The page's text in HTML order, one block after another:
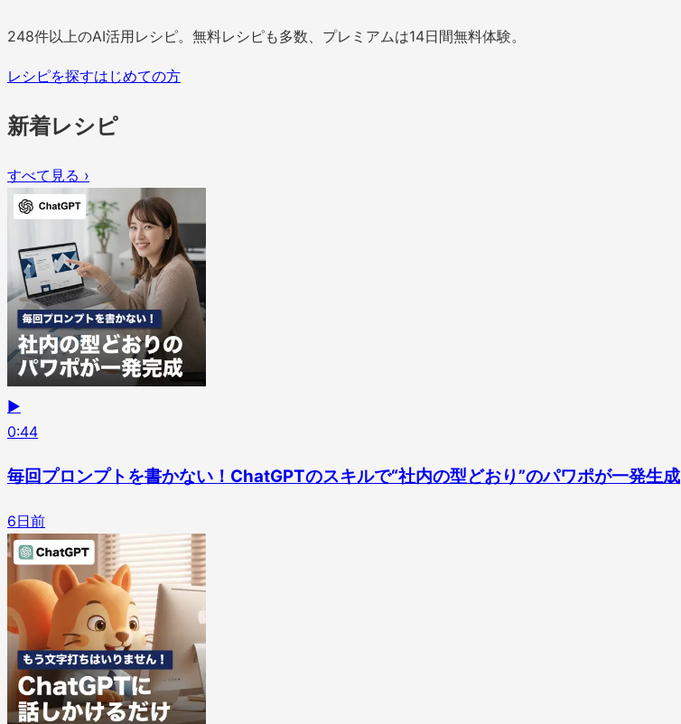
248件以上のAI活用レシピ。無料レシピも多数、プレミアムは14日間無料体験。
レシピを探すはじめての方
新着レシピ
すべて見る ›
▶
0:44
毎回プロンプトを書かない！ChatGPTのスキルで“社内の型どおり”のパワポが一発生成
6日前